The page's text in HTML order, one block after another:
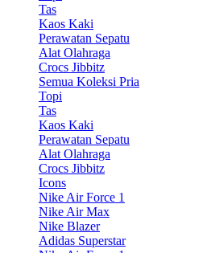
Tas
Kaos Kaki
Perawatan Sepatu
Alat Olahraga
Crocs Jibbitz
Semua Koleksi Pria
Topi
Tas
Kaos Kaki
Perawatan Sepatu
Alat Olahraga
Crocs Jibbitz
Icons
Nike Air Force 1
Nike Air Max
Nike Blazer
Adidas Superstar